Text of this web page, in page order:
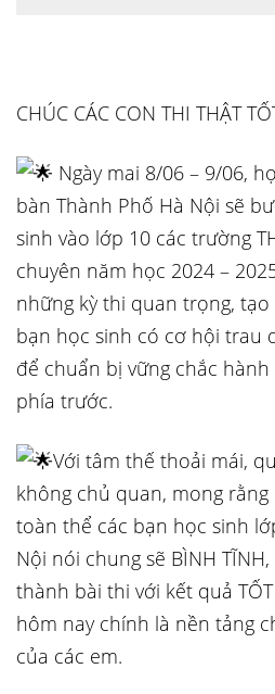
CHÚC CÁC CON THI THẬT
Ngày mai 8/06 – 9/06,
bàn Thành Phố Hà Nội sẽ
sinh vào lớp 10 các trường
chuyên năm học 2024 –
những kỳ thi quan trọng,
bạn học sinh có cơ hội trau
để chuẩn bị vững chắc
phía trước.
Với tâm thế thoải mái,
không chủ quan, mong rằng
toàn thể các bạn học sinh
Nội nói chung sẽ BÌNH
thành bài thi với kết quả
hôm nay chính là nền tảng
của các em.